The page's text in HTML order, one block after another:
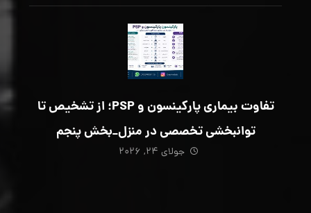
تفاوت بیماری پارکینسون و PSP؛ از تشخیص تا
توانبخشی تخصصی در منزل_بخش پنجم
جولای ۲۴, ۲۰۲۶